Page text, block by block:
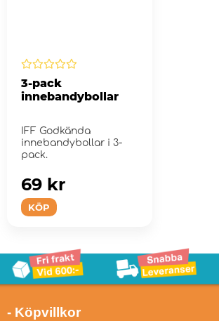
3-pack
innebandybollar
IFF Godkända
innebandybollar i 3-
pack.
KÖP
69 kr
- Köpvillkor